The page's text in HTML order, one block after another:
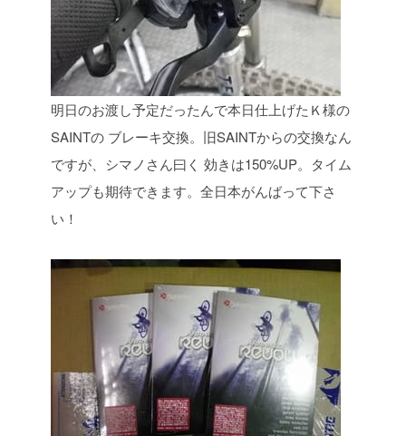
明日のお渡し予定だったんで本日仕上げたＫ様の
SAINTの ブレーキ交換。旧SAINTからの交換なん
ですが、シマノさん曰く 効きは150%UP。タイム
アップも期待できます。全日本がんばって下さ
い！